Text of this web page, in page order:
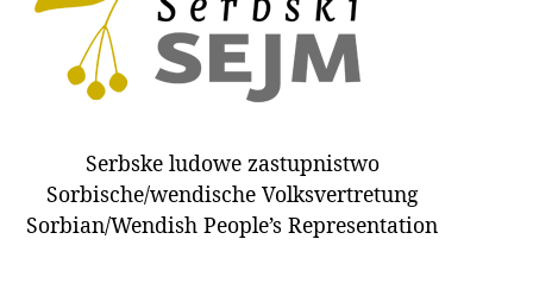
PROTOKOLE / HOBZAMKŃEŃA
DARY
WÓTPÓSŁAŃCY
HUBĚRKI
Serbske ludowe zastupnistwo
Sorbische/wendische Volksvertretung
Sorbian/Wendish People’s Representation